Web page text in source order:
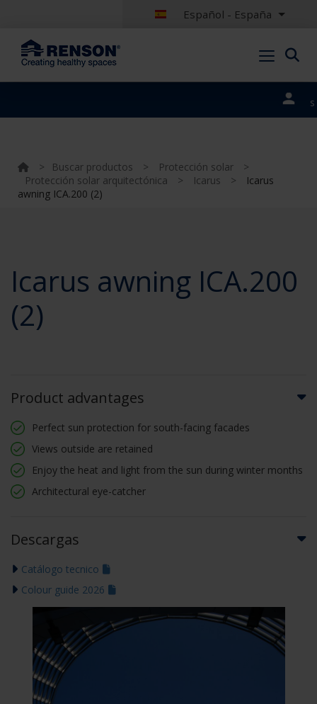
Español - España
portales
> Buscar productos > Protección solar
>
Protección solar arquitectónica
> Icarus >
Icarus
awning ICA.200 (2)
Icarus awning ICA.200
(2)
Product advantages
Perfect sun protection for south-facing facades
Views outside are retained
Enjoy the heat and light from the sun during winter months
Architectural eye-catcher
Descargas
Catálogo tecnico
Colour guide 2026